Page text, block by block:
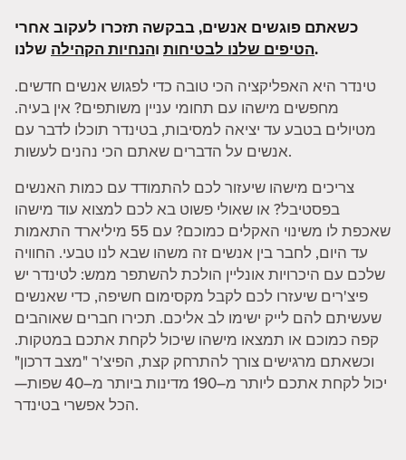
כשאתם פוגשים אנשים, בבקשה תזכרו לעקוב אחרי
הטיפים שלנו לבטיחות והנחיות הקהילה שלנו.
טינדר היא האפליקציה הכי טובה כדי לפגוש אנשים חדשים.
מחפשים מישהו עם תחומי עניין משותפים? אין בעיה.
מטיולים בטבע עד יציאה למסיבות, בטינדר תוכלו לדבר עם
אנשים על הדברים שאתם הכי נהנים לעשות.
צריכים מישהו שיעזור לכם להתמודד עם כמות האנשים
בפסטיבל? או שאולי פשוט בא לכם למצוא עוד מישהו
שאכפת לו משינוי האקלים כמוכם? עם 55 מיליארד התאמות
עד היום, לחבר בין אנשים זה משהו שבא לנו טבעי. החוויה
שלכם עם היכרויות אונליין הולכת להשתפר ממש: לטינדר יש
פיצ'רים שיעזרו לכם לקבל מקסימום חשיפה, כדי שאנשים
שעשיתם להם לייק ישימו לב אליכם. תכירו חברים שאוהבים
קפה כמוכם או תמצאו מישהו שיכול לקחת אתכם במטקות.
וכשאתם מרגישים צורך להתרחק קצת, הפיצ'ר "מצב דרכון"
יכול לקחת אתכם ליותר מ–190 מדינות ביותר מ–40 שפות—
הכל אפשרי בטינדר.